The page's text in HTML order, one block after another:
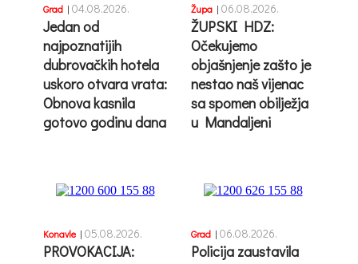
Grad | 04.08.2026.
Jedan od
najpoznatijih
dubrovačkih hotela
uskoro otvara vrata:
Obnova kasnila
gotovo godinu dana
Župa | 06.08.2026.
ŽUPSKI HDZ:
Očekujemo
objašnjenje zašto je
nestao naš vijenac
sa spomen obilježja
u Mandaljeni
Konavle | 05.08.2026.
PROVOKACIJA:
Grad | 06.08.2026.
Policija zaustavila